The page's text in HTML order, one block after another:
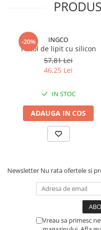
Seturi Lampi Spate Triple
Proiectoare de lucru si
Proiectoare suplimentare,
Proiectoare Full LED
Accesorii Goarne Pneumatice
Autocolante reflectorizante
fluorescente
Claxoane Auto si Semnale
Goarne si trompete cu aer
Benzi si placi reflectorizante
Girofaruri auto si camion
-20% INGCO
Pistol de lipit cu silicon
57,81 Lei
46,25 Lei
IN STOC
ADAUGA IN COS
Newsletter Nu rata ofertele si
Vreau sa primesc